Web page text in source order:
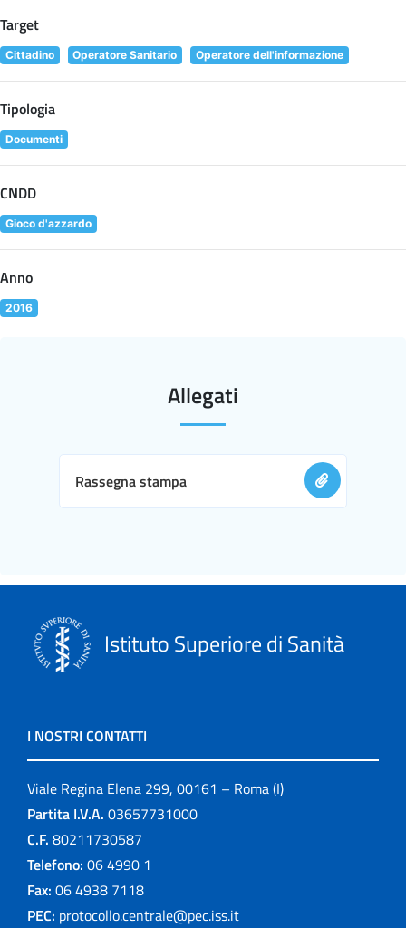
Target
Cittadino Operatore Sanitario Operatore dell'informazione
Tipologia
Documenti
CNDD
Gioco d'azzardo
Anno
2016
Allegati
Rassegna stampa
Istituto Superiore di Sanità
I NOSTRI CONTATTI
Viale Regina Elena 299, 00161 – Roma (I)
Partita I.V.A. 03657731000
C.F. 80211730587
Telefono: 06 4990 1
Fax: 06 4938 7118
PEC: protocollo.centrale@pec.iss.it